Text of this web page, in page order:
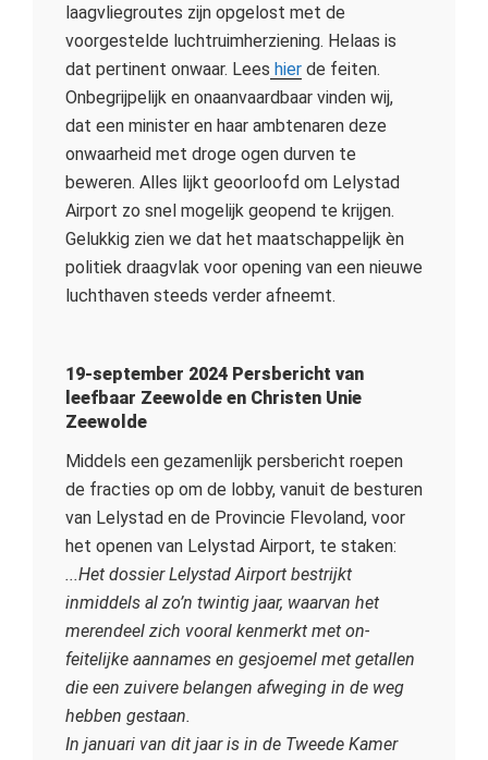
laagvliegroutes zijn opgelost met de
voorgestelde luchtruimherziening. Helaas is
dat pertinent onwaar. Lees hier de feiten.
Onbegrijpelijk en onaanvaardbaar vinden wij,
dat een minister en haar ambtenaren deze
onwaarheid met droge ogen durven te
beweren. Alles lijkt geoorloofd om Lelystad
Airport zo snel mogelijk geopend te krijgen.
Gelukkig zien we dat het maatschappelijk èn
politiek draagvlak voor opening van een nieuwe
luchthaven steeds verder afneemt.
19-september 2024 Persbericht van
leefbaar Zeewolde en Christen Unie
Zeewolde
Middels een gezamenlijk persbericht roepen
de fracties op om de lobby, vanuit de besturen
van Lelystad en de Provincie Flevoland, voor
het openen van Lelystad Airport, te staken:
...Het dossier Lelystad Airport bestrijkt
inmiddels al zo’n twintig jaar, waarvan het
merendeel zich vooral kenmerkt met on-
feitelijke aannames en gesjoemel met getallen
die een zuivere belangen afweging in de weg
hebben gestaan.
In januari van dit jaar is in de Tweede Kamer